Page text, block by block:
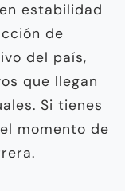
estabilidad
de
del país,
que llegan
Si tienes
momento de